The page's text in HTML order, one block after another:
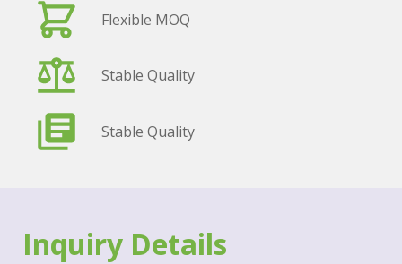
Flexible MOQ
Stable Quality
Stable Quality
Inquiry Details